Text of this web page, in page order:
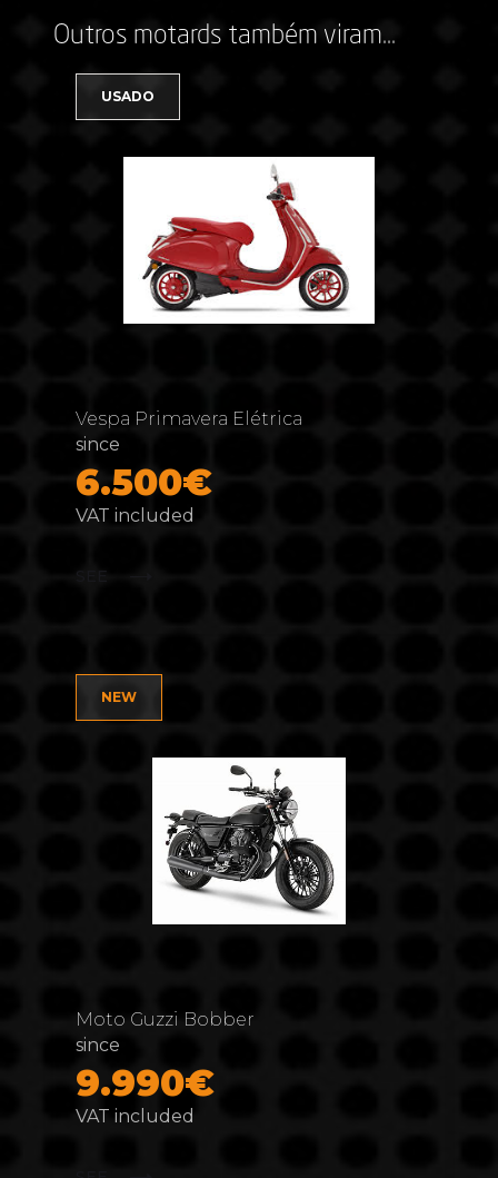
Outros motards também viram...
USADO
Vespa Primavera Elétrica
since
6.500€
VAT included
SEE
NEW
Moto Guzzi Bobber
since
9.990€
VAT included